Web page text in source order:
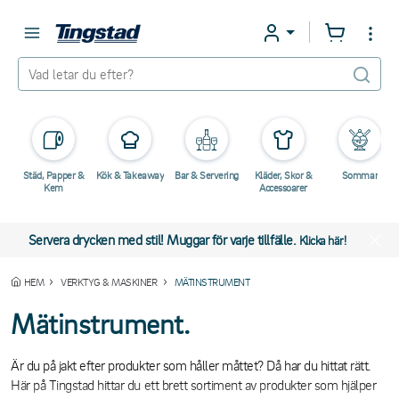
Städ, Papper &
Kem
Kök & Takeaway Bar & Servering
Kläder, Skor &
Accessoarer
Sommar
Servera drycken med stil! Muggar för varje tillfälle. Klicka här!
HEM VERKTYG & MASKINER MÄTINSTRUMENT
Mätinstrument.
Är du på jakt efter produkter som håller måttet? Då har du hittat rätt.
Här på Tingstad hittar du ett brett sortiment av produkter som hjälper